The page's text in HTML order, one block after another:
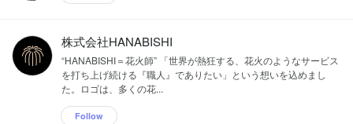
株式会社HANABISHI
“HANABISHI＝花火師” 「世界が熱狂する、花火のようなサービス
を打ち上げ続ける『職人』でありたい」という想いを込めまし
た。ロゴは、多くの花...
Follow